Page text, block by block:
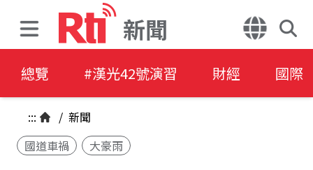
新聞
總覽 #漢光42號演習 財經 國際
::: / 新聞
國道車禍
大豪雨